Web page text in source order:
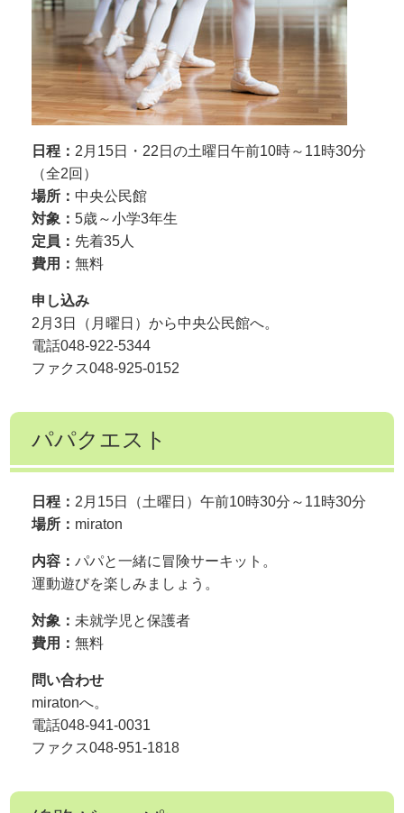
日程： 2月15日・22日の土曜日午前10時～11時30分
（全2回）
場所： 中央公民館
対象：5歳～小学3年生
定員： 先着35人
費用：無料
申し込み
2月3日（月曜日）から中央公民館へ。
電話048-922-5344
ファクス048-925-0152
パパクエスト
日程： 2月15日（土曜日）午前10時30分～11時30分
場所： miraton
内容：パパと一緒に冒険サーキット。
運動遊びを楽しみましょう。
対象： 未就学児と保護者
費用：無料
問い合わせ
miratonへ。
電話048-941-0031
ファクス048-951-1818